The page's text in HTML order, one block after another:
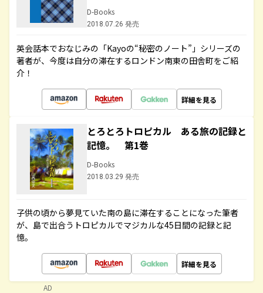
D-Books
2018.07.26 発売
英会話本でおなじみの「Kayoの“秘密のノート”」シリーズの
著者が、今度は自分の滞在するロンドン南東の田舎町をご紹
介！
詳細を見る
とろとろトロピカル ある旅の記録と
記憶。 第1巻
D-Books
2018.03.29 発売
子供の頃から夢見ていた南の島に滞在することになった筆者
が、島で出合うトロピカルでマジカルな45日間の記録と記
憶。
詳細を見る
AD